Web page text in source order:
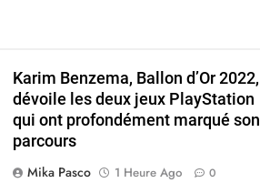
Karim Benzema, Ballon d’Or 2022,
dévoile les deux jeux PlayStation
qui ont profondément marqué son
parcours
Mika Pasco
1 Heure Ago 0